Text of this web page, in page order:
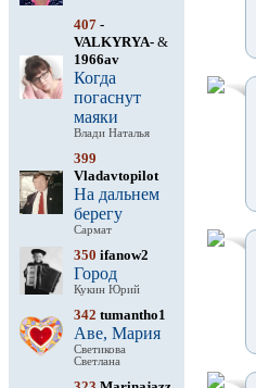
407 -
VALKYRYA- &
1966av
Когда
погаснут
маяки
Влади Наталья
399
Vladavtopilot
На дальнем
берегу
Сармат
350 ifanow2
Город
Кукин Юрий
342 tumantho1
Аве, Мария
Светикова
Светлана